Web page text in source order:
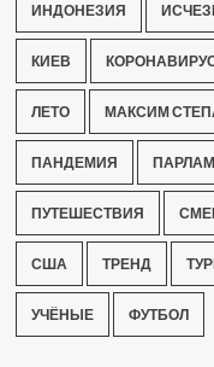
ИНДОНЕЗИЯ
КИЕВ
ЛЕТО МАКСИМ
ПАНДЕМИЯ
ПУТЕШЕСТВИЯ
США ТРЕНД
УЧЁНЫЕ ФУТБОЛ